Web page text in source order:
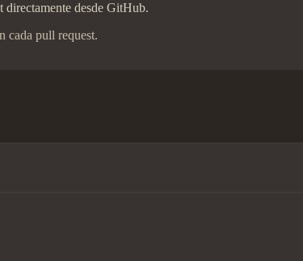
directamente desde GitHub.
cada pull request.